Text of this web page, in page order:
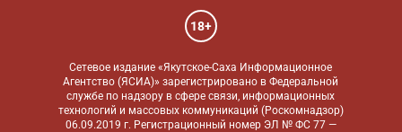
18+
Сетевое издание «Якутское-Саха Информационное
Агентство (ЯСИА)» зарегистрировано в Федеральной
службе по надзору в сфере связи, информационных
технологий и массовых коммуникаций (Роскомнадзор)
06.09.2019 г. Регистрационный номер ЭЛ № ФС 77 —